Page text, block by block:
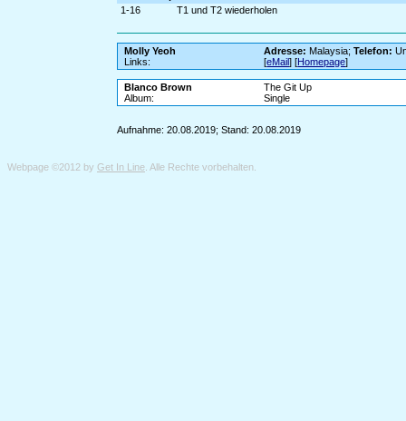
1-16
T1 und T2 wiederholen
Molly Yeoh Adresse: Malaysia;Telefon:
Links:
[eMail] [Homepage]
Blanco Brown
The Git Up
Album:
Single
Aufnahme: 20.08.2019; Stand: 20.08.2019
Webpage ©2012 by Get In Line . Alle Rechte vorbehalten.